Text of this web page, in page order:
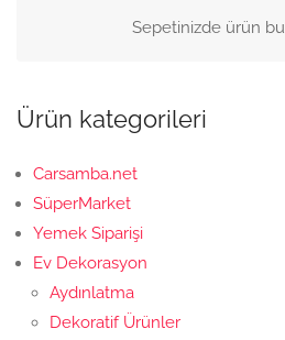
Sepetinizde ürün
Ürün kategorileri
Carsamba.net
SüperMarket
Yemek Siparişi
Ev Dekorasyon
Aydınlatma
Dekoratif Ürünler